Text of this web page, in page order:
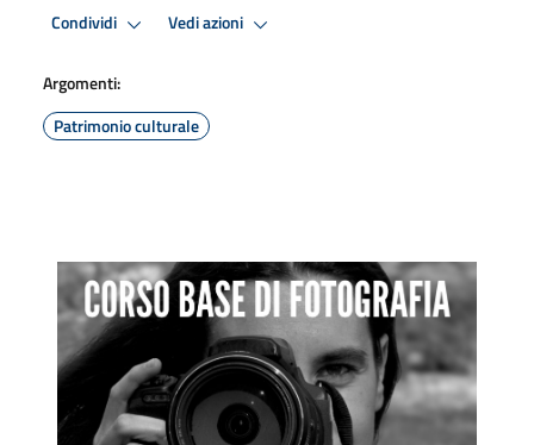
Condividi Vedi azioni
Argomenti:
Patrimonio culturale